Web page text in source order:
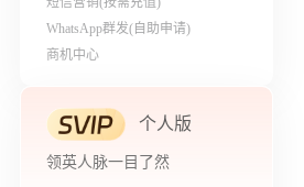
WhatsApp群发(自助申请)
商机中心
个人版
领英人脉一目了然